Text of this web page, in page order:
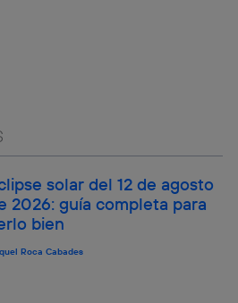
solar del 12 de agosto
2026: guía completa para
bien
Roca Cabades